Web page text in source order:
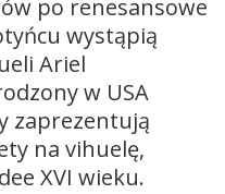
po renesansowe
wystąpią
Ariel
w USA
zaprezentują
na vihuelę,
XVI wieku.